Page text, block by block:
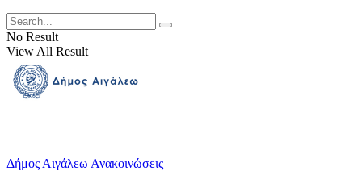
No Result
View All Result
Δήμος Αιγάλεω Ανακοινώσεις